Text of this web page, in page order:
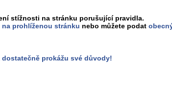
stížnosti na stránku porušující pravidla.
na prohlíženou stránku nebo můžete podat
prokážu své důvody!